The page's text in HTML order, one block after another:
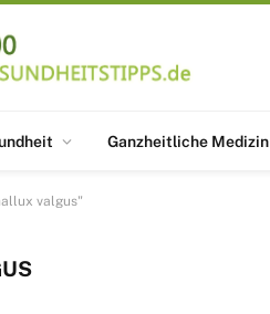
Ganzheitliche Medizin
valgus"